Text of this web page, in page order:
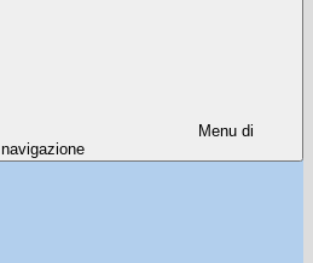
Menu di
navigazione